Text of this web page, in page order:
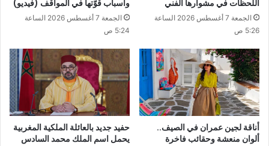
اللحظات في مشوارها الفني
الجمعة 7 أغسطس 2026 الساعة
5:26 ص
وأسباب قوّتها في المواقف (فيديو)
الجمعة 7 أغسطس 2026 الساعة
5:24 ص
أناقة لجين عمران في الصيف..
ألوان منعشة وحقائب فاخرة
حفيد جديد بالعائلة الملكية المغربية
يحمل اسم الملك محمد السادس